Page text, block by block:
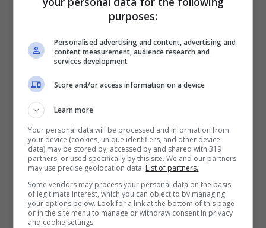
Antonio Ricci e Giorgio Gori durante una premiazione
(Getty Images)
Da ricordare che
anche firmato servizi di successo come
l’assenteismo, i giocattoli che contenevano
piombo o gli sprechi alimentari. Insomma,
anche un giornalista d’inchiesta. E’
contento del traguardo raggiunto, anche
purposes:
Personalised advertising and content, advertising and
content measurement, audience research and
services development
Store and/or access information on a device
Learn more
Your personal data will be processed and information from
your device (cookies, unique identifiers, and other device
data) may be stored by, accessed by and shared with 319
partners, or used specifically by this site. We and our partners
may use precise geolocation data. List of partners.
Some vendors may process your personal data on the basis
of legitimate interest, which you can object to by managing
your options below. Look for a link at the bottom of this page
or in the site menu to manage or withdraw consent in privacy
and cookie settings.